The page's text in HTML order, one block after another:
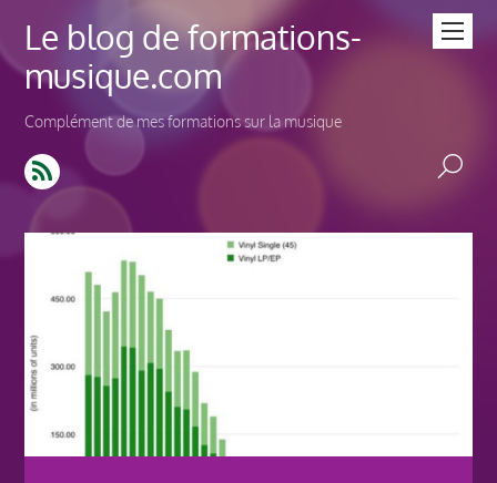
Le blog de formations-
musique.com
Complément de mes formations sur la musique